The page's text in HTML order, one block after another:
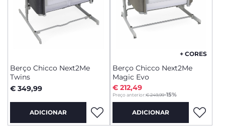
Berço Chicco Next2Me
Twins
€ 349,99
ADICIONAR
+ CORES
Berço Chicco Next2Me
Magic Evo
Preço anterior:€ 249,99-15%
to
€ 212,49
ADICIONAR